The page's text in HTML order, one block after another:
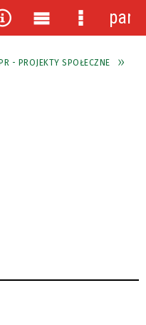
- PROJEKTY SPOŁECZNE
Menu
główne
Menu